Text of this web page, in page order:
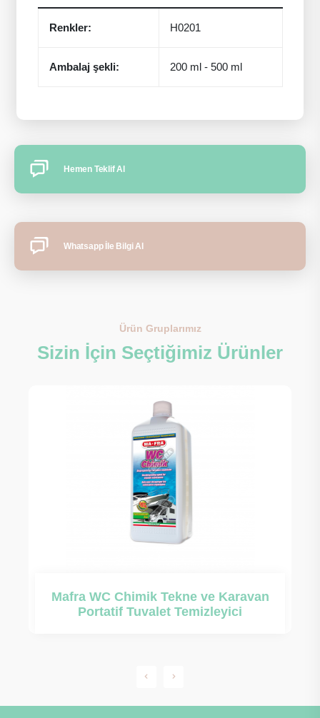
Renkler: H0201
Ambalaj şekli: 200 ml - 500 ml
Hemen Teklif Al
Whatsapp İle Bilgi Al
Ürün Gruplarımız
Sizin İçin Seçtiğimiz Ürünler
Mafra Woody Teak Temizleyici ve
Koruyucu Ürün